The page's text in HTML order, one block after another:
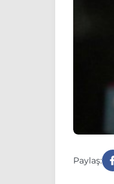
Paylaş: